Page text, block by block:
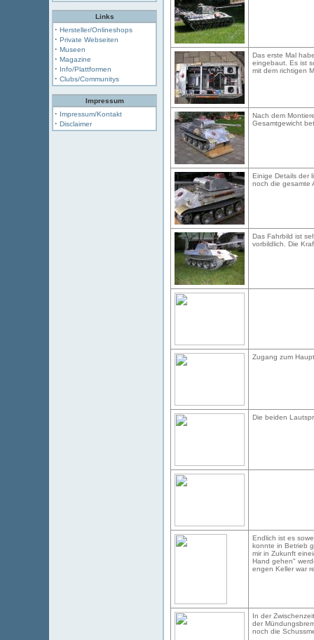
Links
· Hersteller/Onlineshops
· Private Webseiten
· Museen
· Magazine
· Info/Plattformen
· Clubs/Communitys
Impressum
· Impressum/Kontakt
· Disclaimer
Das erste Mal
eingebaut. Es ist
mit dem richtigen
Nach dem
Gesamtgewicht
Einige Details der
noch die gesamte
Das Fahrbild ist
vorbildlich. Die
Zugang zum
Die beiden
Endlich ist es
konnte in Betrieb
mir in Zukunft
Hand gehen"
engen Keller war
In der
der
noch die